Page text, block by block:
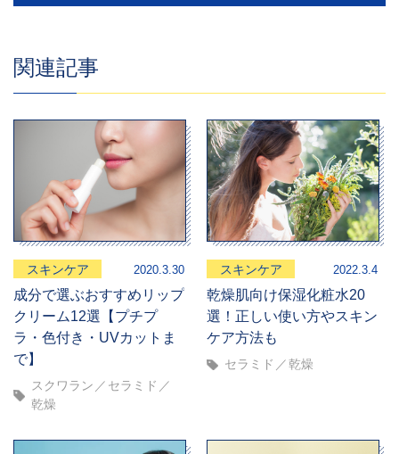
関連記事
スキンケア 2020.3.30
成分で選ぶおすすめリップ
クリーム12選【プチプ
ラ・色付き・UVカットま
で】
スクワラン
セラミド
乾燥
スキンケア 2022.3.4
乾燥肌向け保湿化粧水20
選！正しい使い方やスキン
ケア方法も
セラミド 乾燥